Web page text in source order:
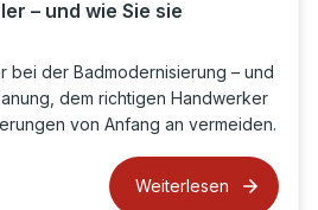
– und wie Sie sie
bei der Badmodernisierung – und
dem richtigen Handwerker
von Anfang an vermeiden.
Weiterlesen